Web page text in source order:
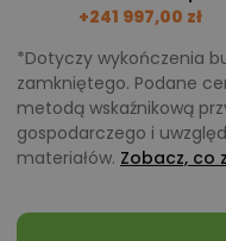
+241 997,00 zł
*Dotyczy wykończenia
zamkniętego. Podane
metodą wskaźnikową
gospodarczego i
materiałów. Zobacz, co